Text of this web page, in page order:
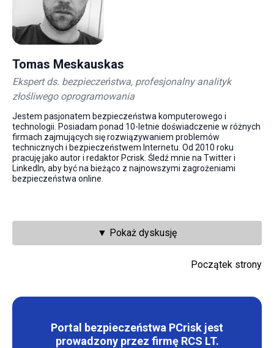
Tomas Meskauskas
Ekspert ds. bezpieczeństwa, profesjonalny analityk
złośliwego oprogramowania
Jestem pasjonatem bezpieczeństwa komputerowego i
technologii. Posiadam ponad 10-letnie doświadczenie w różnych
firmach zajmujących się rozwiązywaniem problemów
technicznych i bezpieczeństwem Internetu. Od 2010 roku
pracuję jako autor i redaktor Pcrisk. Śledź mnie na Twitter i
LinkedIn, aby być na bieżąco z najnowszymi zagrożeniami
bezpieczeństwa online.
▼ Pokaż dyskusję
Początek strony
Portal bezpieczeństwa PCrisk jest
prowadzony przez firmę RCS LT.